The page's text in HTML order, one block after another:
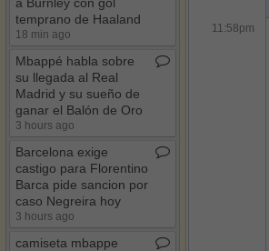
11:58pm
temprano de Haaland
18 min ago
Mbappé habla sobre
su llegada al Real
Madrid y su sueño de
ganar el Balón de Oro
3 hours ago
Barcelona exige
castigo para Florentino
Barca pide sancion por
caso Negreira hoy
3 hours ago
camiseta mbappe